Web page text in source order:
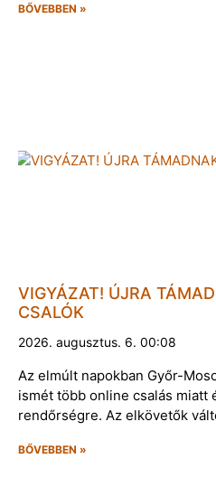
BŐVEBBEN »
VIGYÁZAT! ÚJRA
CSALÓK
2026. augusztus. 6. 00:08
Az elmúlt napokban Győr-
ismét több online csalás miatt
rendőrségre. Az elkövetők
BŐVEBBEN »